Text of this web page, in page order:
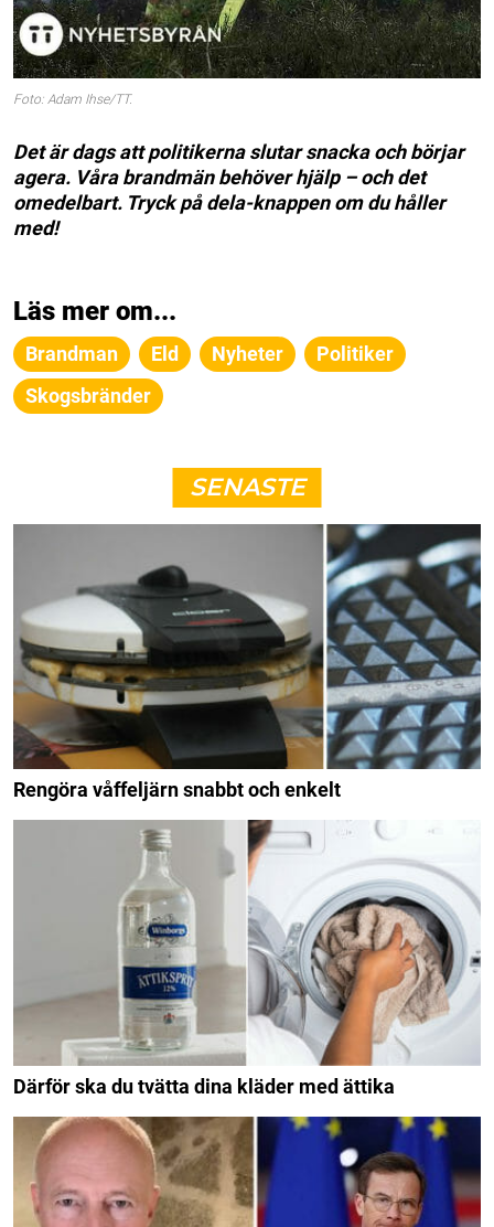
Foto: Adam Ihse/TT.
Det är dags att politikerna slutar snacka och börjar
agera. Våra brandmän behöver hjälp – och det
omedelbart. Tryck på dela-knappen om du håller
med!
Läs mer om...
Brandman Eld Nyheter
Politiker
Skogsbränder
SENASTE
Rengöra våffeljärn snabbt och enkelt
Därför ska du tvätta dina kläder med ättika